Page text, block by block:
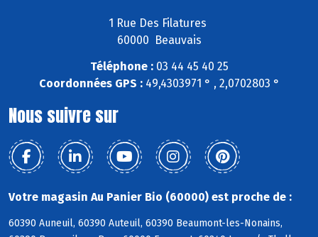
1 Rue Des Filatures
60000 Beauvais
Téléphone :03 44 45 40 25
Coordonnées GPS :49,4303971 ° , 2,0702803 °
Nous suivre sur
Votre magasin Au Panier Bio (60000) est proche de :
60390 Auneuil, 60390 Auteuil, 60390 Beaumont-les-Nonains,